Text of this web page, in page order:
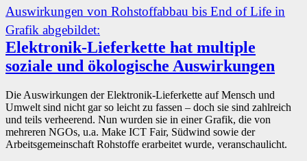
Auswirkungen von Rohstoffabbau bis End of Life in
Grafik abgebildet:
Elektronik-Lieferkette hat multiple
soziale und ökologische Auswirkungen
Die Auswirkungen der Elektronik-Lieferkette auf Mensch und
Umwelt sind nicht gar so leicht zu fassen – doch sie sind zahlreich
und teils verheerend. Nun wurden sie in einer Grafik, die von
mehreren NGOs, u.a. Make ICT Fair, Südwind sowie der
Arbeitsgemeinschaft Rohstoffe erarbeitet wurde, veranschaulicht.